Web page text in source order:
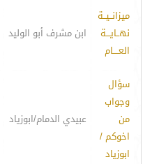
ميزانــيــة
نهــايـــة
العــــام
ابن مشرف أبو الوليد
سؤال
وجواب
من
اخوكم /
ابوزياد
عبيدي الدمام/ابوزياد